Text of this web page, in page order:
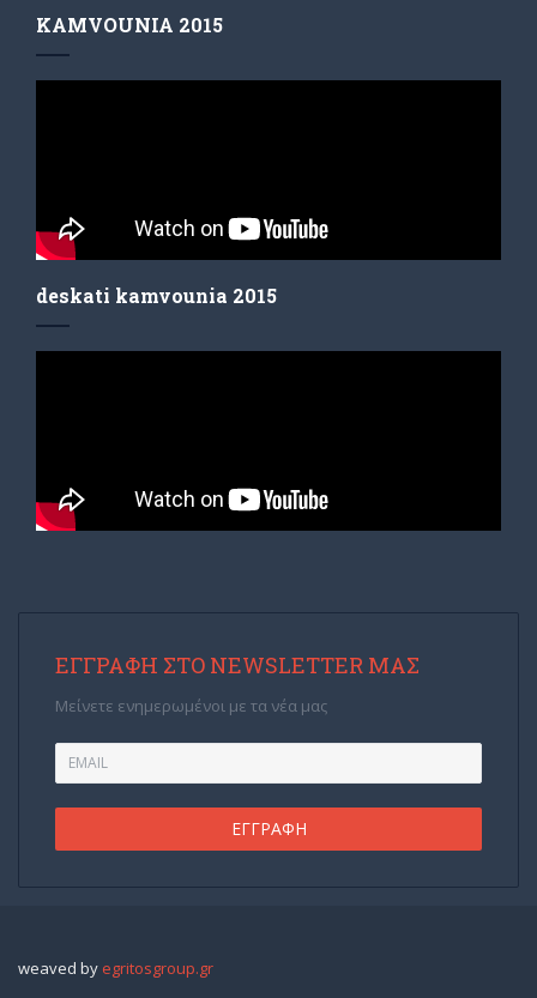
KAMVOUNIA 2015
deskati kamvounia 2015
ΕΓΓΡΑΦΉ ΣΤΟ NEWSLETTER ΜΑΣ
Μείνετε ενημερωμένοι με τα νέα μας
weaved by egritosgroup.gr